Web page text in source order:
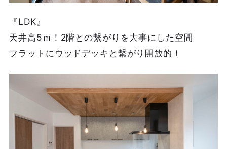
『LDK』
天井高5ｍ！2階との繋がりを大事にした空間
フラットにウッドデッキと繋がり開放的！